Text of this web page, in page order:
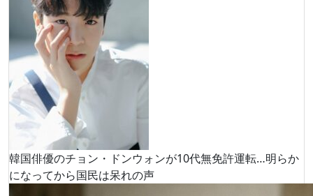
韓国俳優のチョン・ドンウォンが10代無免許運転…明らか
になってから国民は呆れの声